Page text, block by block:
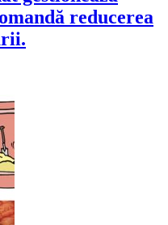
reducerea